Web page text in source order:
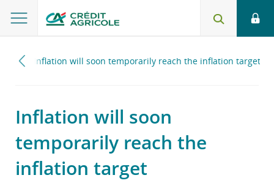
Inflation will soon temporarily reach the inflation target
Inflation will soon
temporarily reach the
inflation target